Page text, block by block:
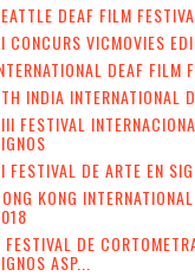
DEAF FILM
CONCURS VICMOVIES
DEAF FILM
INDIA INTERNATIONAL
FESTIVAL
FESTIVAL DE ARTE EN
KONG
FESTIVAL DE
ASP...